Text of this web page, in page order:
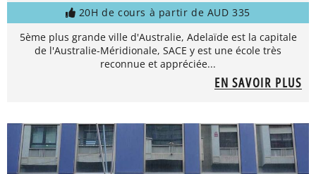
20H de cours à partir de AUD 335
5ème plus grande ville d'Australie, Adelaïde est la capitale
de l'Australie-Méridionale, SACE y est une école très
reconnue et appréciée...
EN SAVOIR PLUS